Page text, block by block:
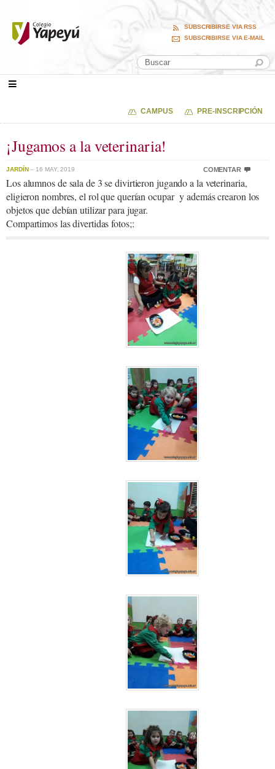
SUBSCRIBIRSE VIA RSS
SUBSCRIBIRSE VIA E-MAIL
CAMPUS PRE-INSCRIPCIÓN
¡Jugamos a la veterinaria!
JARDÍN– 16 MAY, 2019 COMENTAR
Los alumnos de sala de 3 se divirtieron jugando a la veterinaria,
eligieron nombres, el rol que querían ocupar y además crearon los
objetos que debían utilizar para jugar.
Compartimos las divertidas fotos;: